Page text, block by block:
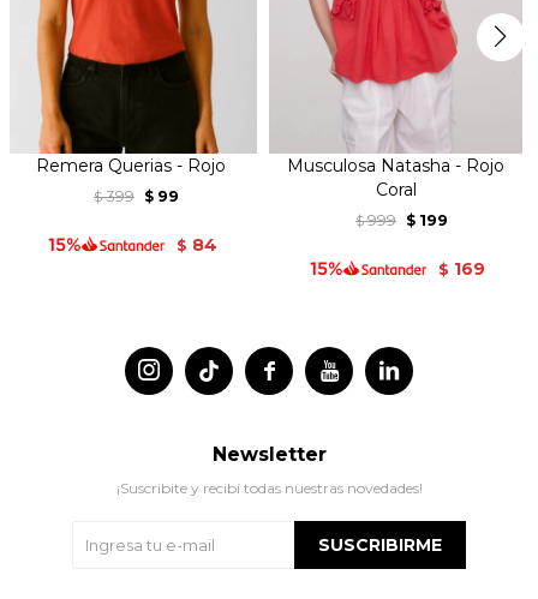
Remera Querias - Rojo
$ 399 $ 99
$ 84
Musculosa Natasha - Rojo
Coral
$ 999 $ 199
$ 169
 
 
Newsletter
¡Suscribite y recibí todas nuestras novedades!
SUSCRIBIRME